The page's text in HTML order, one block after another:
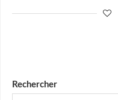
Rechercher